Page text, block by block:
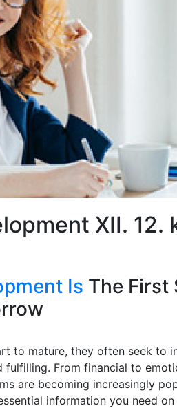
XII. 12.
Is The First
to mature, they often seek to
From financial to
are becoming increasingly
information you need